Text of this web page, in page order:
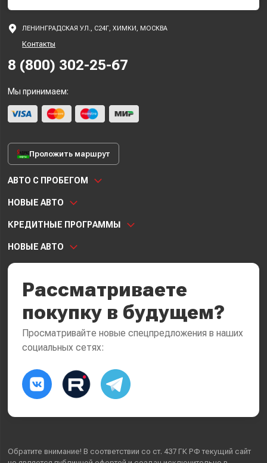
ЛЕНИНГРАДСКАЯ УЛ., С24Г, ХИМКИ, МОСКВА
Контакты
8 (800) 302-25-67
Мы принимаем:
Проложить маршрут
АВТО С ПРОБЕГОМ
НОВЫЕ АВТО
КРЕДИТНЫЕ ПРОГРАММЫ
НОВЫЕ АВТО
Рассматриваете
покупку в будущем?
Просматривайте новые спецпредложения в наших
социальных сетях:
Обратите внимание! В соответствии со ст. 437 ГК РФ текущий сайт